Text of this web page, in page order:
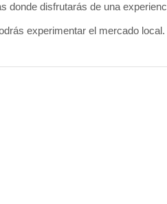
donde disfrutarás de una
experimentar el mercado local.